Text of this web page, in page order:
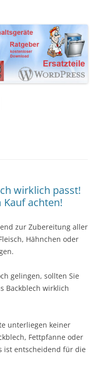
Pflegemittel
wirklich passt!
achten!
zur Zubereitung aller
Hähnchen oder
gelingen, sollten Sie
Backblech wirklich
unterliegen keiner
Fettpfanne oder
ist entscheidend für die